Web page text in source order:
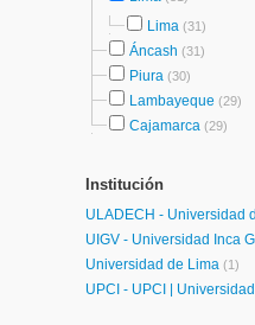
Lima (31)
Áncash (31)
Piura (30)
Lambayeque (29)
Cajamarca (29)
Institución
Universidad de Lima (1)